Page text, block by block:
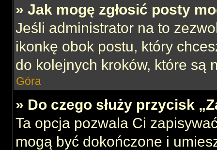
» Jak mogę zgłosić posty
Jeśli administrator na to
ikonkę obok postu, który
do kolejnych kroków, które są
Góra
» Do czego służy przycisk
Ta opcja pozwala Ci
mogą być dokończone i